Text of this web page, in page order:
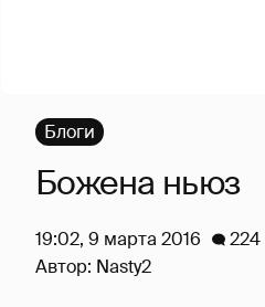
Блоги
Божена ньюз
19:02, 9 марта 2016
224
Автор: Nasty2